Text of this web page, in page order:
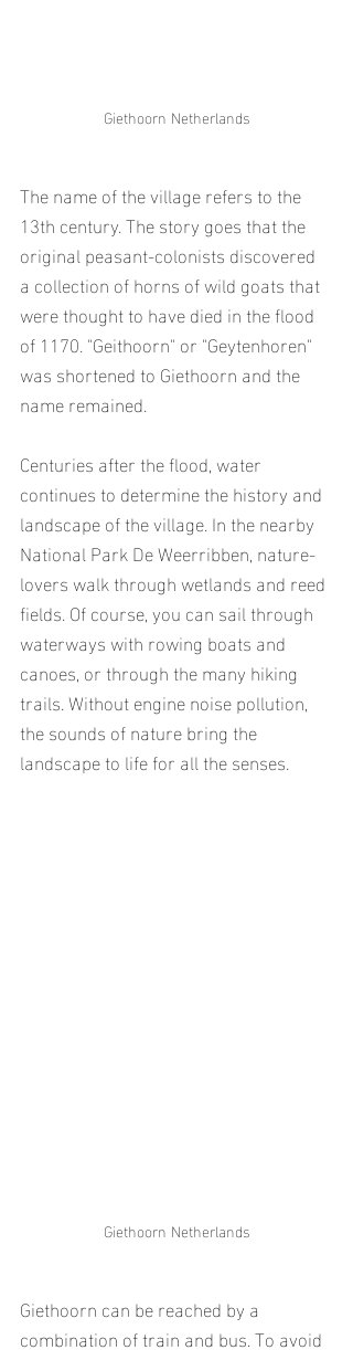
Giethoorn Netherlands
The name of the village refers to the
13th century. The story goes that the
original peasant-colonists discovered
a collection of horns of wild goats that
were thought to have died in the flood
of 1170. "Geithoorn" or "Geytenhoren"
was shortened to Giethoorn and the
name remained.
Centuries after the flood, water
continues to determine the history and
landscape of the village. In the nearby
National Park De Weerribben, nature-
lovers walk through wetlands and reed
fields. Of course, you can sail through
waterways with rowing boats and
canoes, or through the many hiking
trails. Without engine noise pollution,
the sounds of nature bring the
landscape to life for all the senses.
Giethoorn Netherlands
Giethoorn can be reached by a
combination of train and bus. To avoid